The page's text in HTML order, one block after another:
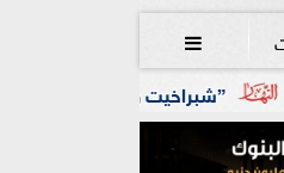

بالدورة الخامسة لجائزة مصر للتميز الحكومي